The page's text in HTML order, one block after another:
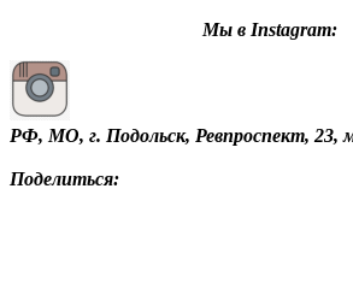
Мы в Instagram:
РФ, МО, г. Подольск, Ревпроспект, 23,
Поделиться: